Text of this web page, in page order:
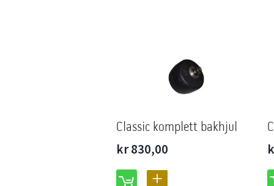
Classic komplett bakhjul
kr 830,00
LEGG